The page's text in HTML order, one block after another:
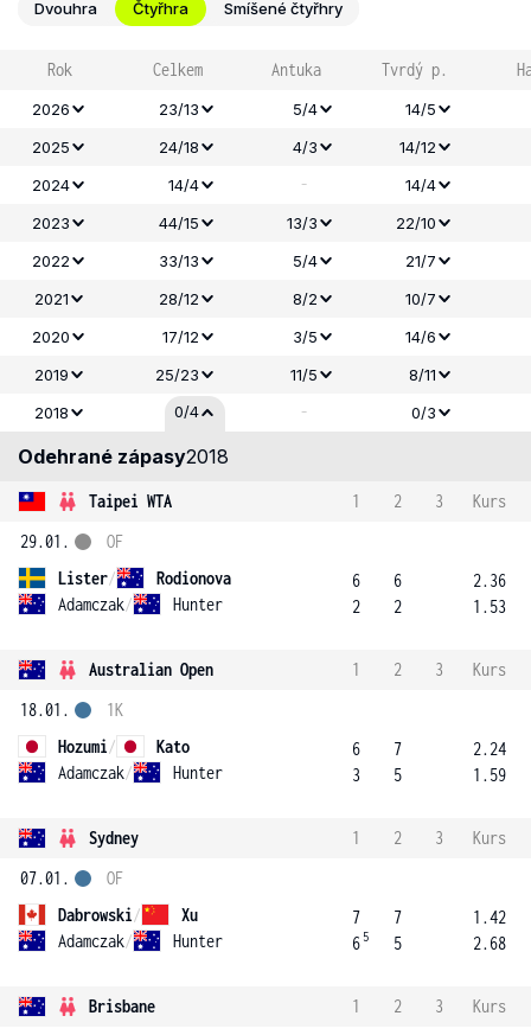
Dvouhra Čtyřhra Smíšené čtyřhry
Rok Celkem Antuka Tvrdý p.
2026 23/13 5/4
14/5
2025
24/18 4/3
14/12
2024
14/4 -
14/4
2023
44/15 13/3
22/10
2022
33/13 5/4
21/7
2021
28/12 8/2
10/7
2020
17/12 3/5
14/6
2019
25/23 11/5 8/11
2018
0/4 - 0/3
Odehrané zápasy2018
Taipei WTA 1 2 3
Kurs
29.01.
Lister/
Rodionova
Adamczak/ Hunter
OF
6
2
6
2
2.36
1.53
Australian Open 1 2 3
Kurs
18.01.
Hozumi/
Kato
Adamczak/ Hunter
1K
6
3
7
5
2.24
1.59
Sydney 1 2 3
Kurs
07.01.
Dabrowski/
Xu
Adamczak/ Hunter
OF
7
6 5
7
5
1.42
2.68
Brisbane 1 2 3
Kurs